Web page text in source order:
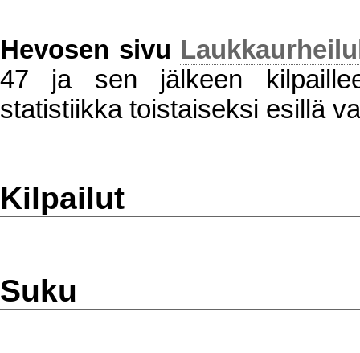
Hevosen sivu
47 ja sen jälkeen
statistiikka toistaiseksi esillä
Kilpailut
Suku